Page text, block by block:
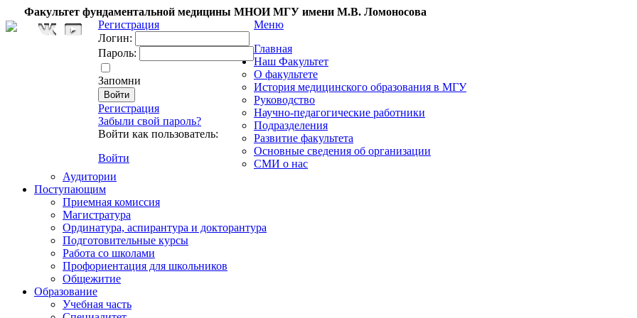
Факультет фундаментальной медицины МНОИ МГУ имени М.В. Ломоносова
Регистрация
Логин:
Пароль:
Запомни
Регистрация
Забыли свой пароль?
Войти как пользователь:
Войти
Меню
Главная
Наш Факультет
О факультете
История медицинского образования в МГУ
Руководство
Научно-педагогические работники
Подразделения
Развитие факультета
Основные сведения об организации
СМИ о нас
Аудитории
Поступающим
Приемная комиссия
Магистратура
Ординатура, аспирантура и докторантура
Подготовительные курсы
Работа со школами
Профориентация для школьников
Общежитие
Образование
Учебная часть